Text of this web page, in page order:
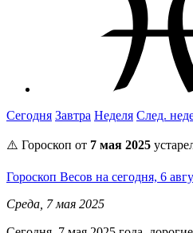
Сегодня Завтра Неделя След.
⚠️ Гороскоп от 7 мая 2025
Гороскоп Весов на сегодня, 6
Среда, 7 мая 2025